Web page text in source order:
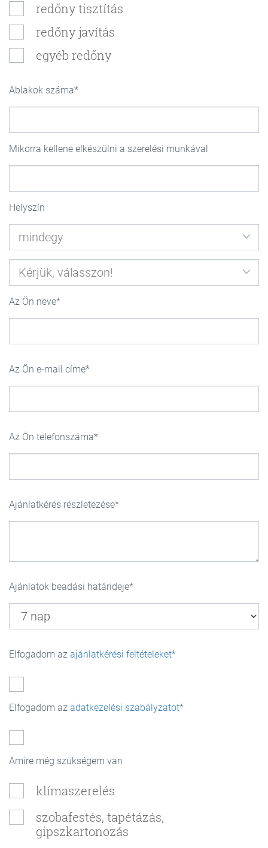
redőny tisztítás
redőny javítás
egyéb redőny
Ablakok száma
Mikorra kellene elkészülni a szerelési munkával
Helyszín
Az Ön neve
Az Ön e-mail címe
Az Ön telefonszáma
Ajánlatkérés részletezése
Ajánlatok beadási határideje
Elfogadom az ajánlatkérési feltételeket
Elfogadom az adatkezelési szabályzatot
Amire még szükségem van
klímaszerelés
szobafestés, tapétázás,
gipszkartonozás